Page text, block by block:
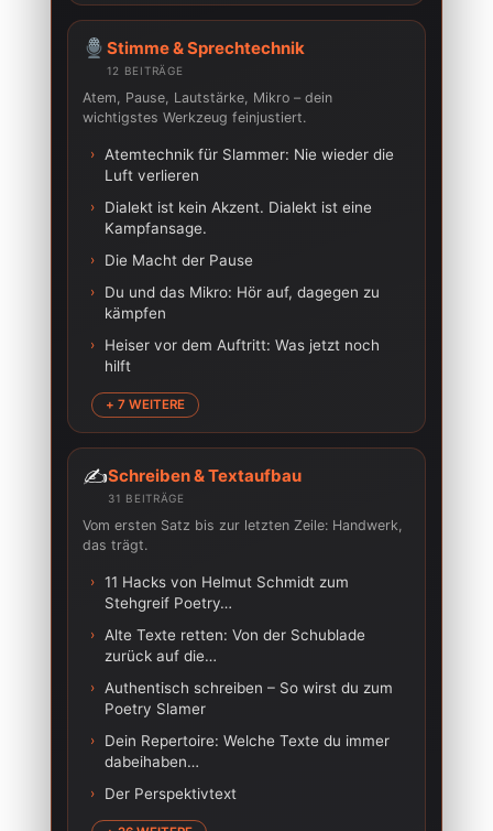
Stimme & Sprechtechnik
12 BEITRÄGE
Atem, Pause, Lautstärke, Mikro – dein
wichtigstes Werkzeug feinjustiert.
› Atemtechnik für Slammer: Nie wieder die
Luft verlieren
›
Dialekt ist kein Akzent. Dialekt ist eine
Kampfansage.
› Die Macht der Pause
›
Du und das Mikro: Hör auf, dagegen zu
kämpfen
›
Heiser vor dem Auftritt: Was jetzt noch
hilft
+ 7 WEITERE
✍️Schreiben & Textaufbau
31 BEITRÄGE
Vom ersten Satz bis zur letzten Zeile: Handwerk,
das trägt.
› 11 Hacks von Helmut Schmidt zum
Stehgreif Poetry…
› Alte Texte retten: Von der Schublade
zurück auf die…
› Authentisch schreiben – So wirst du zum
Poetry Slamer
›
Dein Repertoire: Welche Texte du immer
dabeihaben…
› Der Perspektivtext